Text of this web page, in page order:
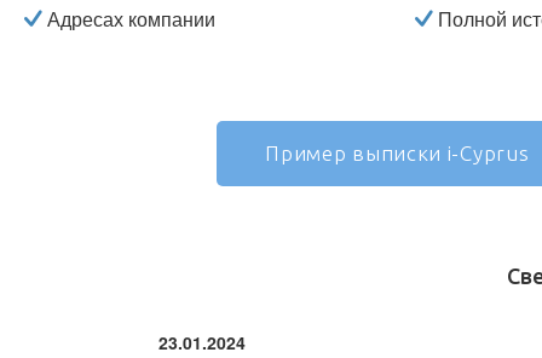
Адресах компании
Полной
Пример выписки i-Cyprus
23.01.2024